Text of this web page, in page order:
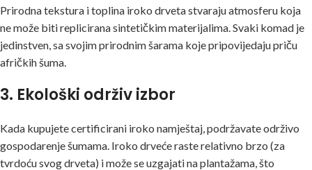
Prirodna tekstura i toplina iroko drveta stvaraju atmosferu koja
ne može biti replicirana sintetičkim materijalima. Svaki komad je
jedinstven, sa svojim prirodnim šarama koje pripovijedaju priču
afričkih šuma.
3. Ekološki održiv izbor
Kada kupujete certificirani iroko namještaj, podržavate održivo
gospodarenje šumama. Iroko drveće raste relativno brzo (za
tvrdoću svog drveta) i može se uzgajati na plantažama, što